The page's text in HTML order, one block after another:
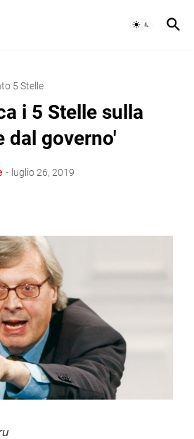
5 Stelle
i 5 Stelle sulla
dal governo'
- luglio 26, 2019